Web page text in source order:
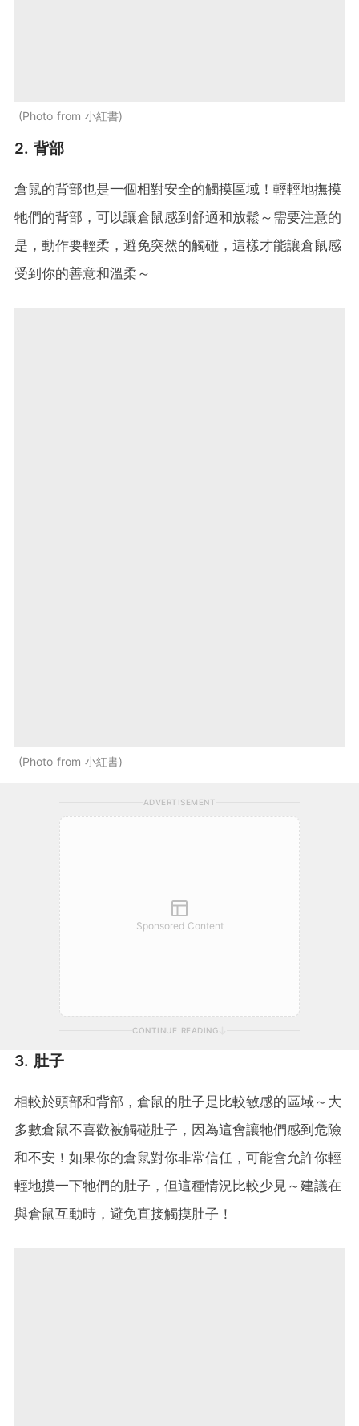
Photo from 小紅書
2. 背部
倉鼠的背部也是一個相對安全的觸摸區域！輕輕地撫摸
牠們的背部，可以讓倉鼠感到舒適和放鬆～需要注意的
是，動作要輕柔，避免突然的觸碰，這樣才能讓倉鼠感
受到你的善意和溫柔～
Photo from 小紅書
ADVERTISEMENT
Sponsored Content
CONTINUE READING
3. 肚子
相較於頭部和背部，倉鼠的肚子是比較敏感的區域～大
多數倉鼠不喜歡被觸碰肚子，因為這會讓牠們感到危險
和不安！如果你的倉鼠對你非常信任，可能會允許你輕
輕地摸一下牠們的肚子，但這種情況比較少見～建議在
與倉鼠互動時，避免直接觸摸肚子！